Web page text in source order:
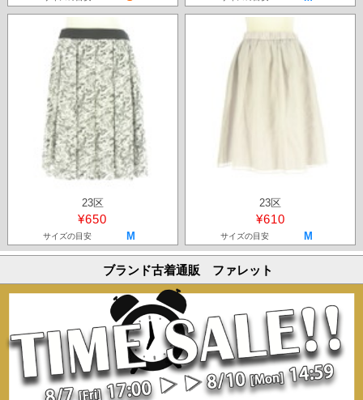
23区
¥650
サイズの目安 M
23区
¥610
サイズの目安 M
ブランド古着通販 ファレット